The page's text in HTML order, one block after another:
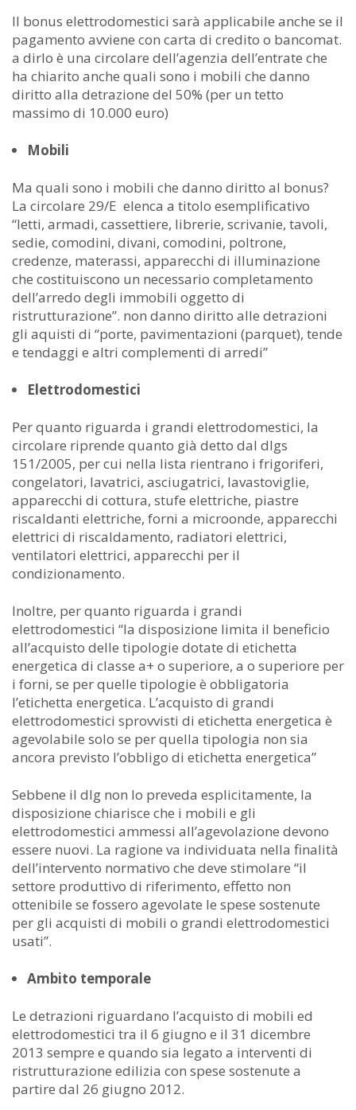
Il bonus elettrodomestici sarà applicabile anche se il
pagamento avviene con carta di credito o bancomat.
a dirlo è una circolare dell’agenzia dell’entrate che
ha chiarito anche quali sono i mobili che danno
diritto alla detrazione del 50% (per un tetto
massimo di 10.000 euro)
Mobili
Ma quali sono i mobili che danno diritto al bonus?
La circolare 29/E elenca a titolo esemplificativo
“letti, armadi, cassettiere, librerie, scrivanie, tavoli,
sedie, comodini, divani, comodini, poltrone,
credenze, materassi, apparecchi di illuminazione
che costituiscono un necessario completamento
dell’arredo degli immobili oggetto di
ristrutturazione”. non danno diritto alle detrazioni
gli aquisti di “porte, pavimentazioni (parquet), tende
e tendaggi e altri complementi di arredi”
Elettrodomestici
Per quanto riguarda i grandi elettrodomestici, la
circolare riprende quanto già detto dal dlgs
151/2005, per cui nella lista rientrano i frigoriferi,
congelatori, lavatrici, asciugatrici, lavastoviglie,
apparecchi di cottura, stufe elettriche, piastre
riscaldanti elettriche, forni a microonde, apparecchi
elettrici di riscaldamento, radiatori elettrici,
ventilatori elettrici, apparecchi per il
condizionamento.
Inoltre, per quanto riguarda i grandi
elettrodomestici “la disposizione limita il beneficio
all’acquisto delle tipologie dotate di etichetta
energetica di classe a+ o superiore, a o superiore per
i forni, se per quelle tipologie è obbligatoria
l’etichetta energetica. L’acquisto di grandi
elettrodomestici sprovvisti di etichetta energetica è
agevolabile solo se per quella tipologia non sia
ancora previsto l’obbligo di etichetta energetica”
Sebbene il dlg non lo preveda esplicitamente, la
disposizione chiarisce che i mobili e gli
elettrodomestici ammessi all’agevolazione devono
essere nuovi. La ragione va individuata nella finalità
dell’intervento normativo che deve stimolare “il
settore produttivo di riferimento, effetto non
ottenibile se fossero agevolate le spese sostenute
per gli acquisti di mobili o grandi elettrodomestici
usati”.
Ambito temporale
Le detrazioni riguardano l’acquisto di mobili ed
elettrodomestici tra il 6 giugno e il 31 dicembre
2013 sempre e quando sia legato a interventi di
ristrutturazione edilizia con spese sostenute a
partire dal 26 giugno 2012.